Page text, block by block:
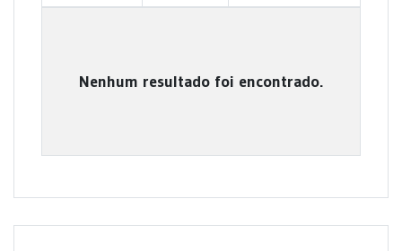
Nenhum resultado foi encontrado.